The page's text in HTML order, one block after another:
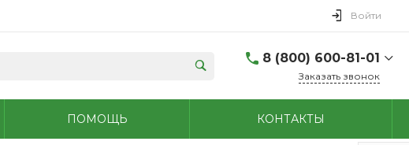
Войти
8 (800) 600-81-01
г. Новомосковск,
Заказать звонок
ПОМОЩЬ КОНТАКТЫ